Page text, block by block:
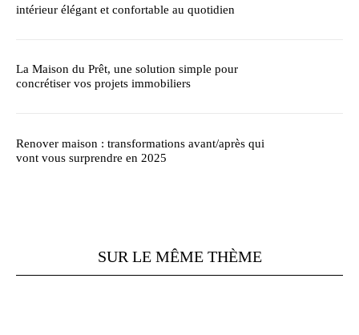
intérieur élégant et confortable au quotidien
La Maison du Prêt, une solution simple pour
concrétiser vos projets immobiliers
Renover maison : transformations avant/après qui
vont vous surprendre en 2025
SUR LE MÊME THÈME